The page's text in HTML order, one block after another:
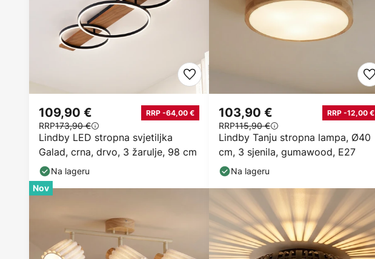
Lindby LED stropna svjetiljka
Galad, crna, drvo, 3 žarulje, 98 cm
109,90 € RRP -64,00 €
RRP173,90 €
Na lageru
Lindby Tanju stropna lampa, Ø40
cm, 3 sjenila, gumawood, E27
103,90 € RRP -12,00 €
RRP115,90 €
Na lageru
Nov